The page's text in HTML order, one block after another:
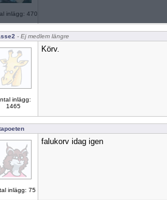
inlägg: 470
- Ej medlem längre
inlägg:
1465
Körv.
inlägg: 75
falukorv idag igen